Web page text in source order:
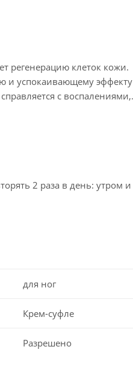
регенерацию клеток кожи.
и успокаивающему эффекту
с воспалениями,
2 раза в день: утром и
для ног
Крем-суфле
Разрешено